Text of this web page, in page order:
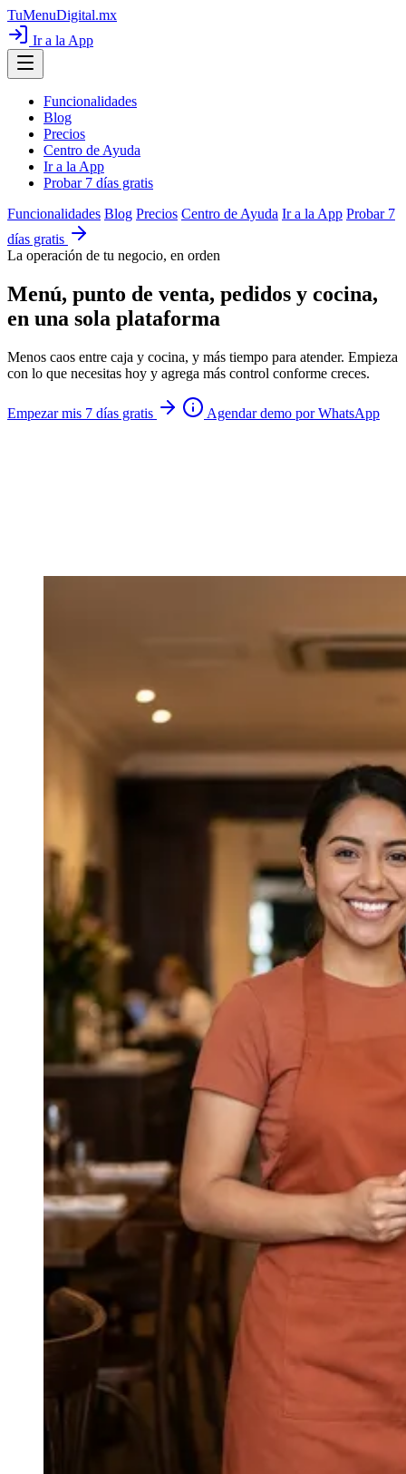
TuMenuDigital.mx
Ir a la App
Funcionalidades
Blog
Precios
Centro de Ayuda
Ir a la App
Probar 7 días gratis
Funcionalidades Blog Precios Centro de Ayuda Ir a la App Probar 7
días gratis
La operación de tu negocio, en orden
Menú, punto de venta, pedidos y cocina,
en una sola plataforma
Menos caos entre caja y cocina, y más tiempo para atender. Empieza
con lo que necesitas hoy y agrega más control conforme creces.
Empezar mis 7 días gratis Agendar demo por WhatsApp